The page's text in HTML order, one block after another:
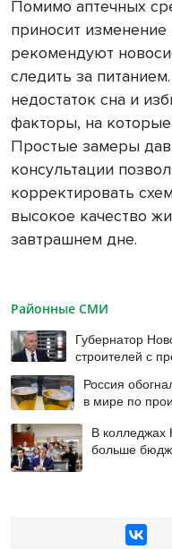
Помимо аптечных
приносит
рекомендуют
следить за
недостаток сна и
факторы, на
Простые замеры
консультации
корректировать
высокое качество
завтрашнем дне.
Районные СМИ
Губернатор
строителей с
Россия
в мире по
В колледжах
больше